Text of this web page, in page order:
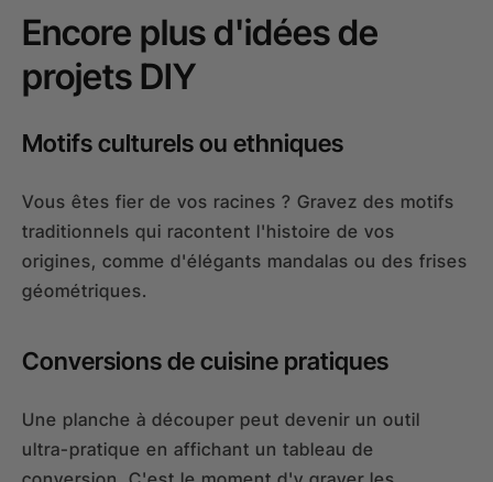
Encore plus d'idées de
projets DIY
Motifs culturels ou ethniques
Vous êtes fier de vos racines ? Gravez des motifs
traditionnels qui racontent l'histoire de vos
origines, comme d'élégants mandalas ou des frises
géométriques.
Conversions de cuisine pratiques
Une planche à découper peut devenir un outil
ultra-pratique en affichant un tableau de